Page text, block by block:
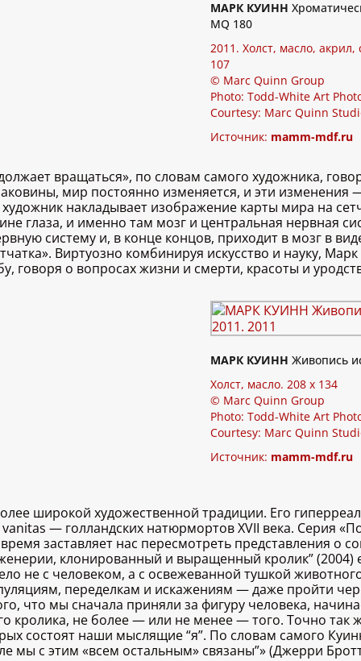
МАРК КУИНН
MQ 180
2011. Холст, масло, акрил,
107
© Marc Quinn Group
Photo: Todd-White Art
Courtesy: Marc Quinn
Источник: mamm-mdf.ru
вращаться», по словам самого художника,
мир постоянно изменяется, и эти изменения
накладывает изображение карты мира на
глаза, и именно там мозг и центральная нервная
систему и, в конце концов, приходит в мозг в
Виртуозно комбинируя искусство и науку,
говоря о вопросах жизни и смерти, красоты и
МАРК КУИНН Живопись
Холст, масло. 208 x 134
© Marc Quinn Group
Photo: Todd-White Art
Courtesy: Marc Quinn
Источник: mamm-mdf.ru
широкой художественной традиции. Его
— голландских натюрмортов XVII века. Серия
заставляет нас пересмотреть представления о
клонированный и выращенный кролик” (2004)
не с человеком, а с освежеванной тушкой
переделкам и искажениям — даже пройти
что мы сначала приняли за фигуру человека,
кролика, не более — или не менее — того. Точно так
состоят наши мыслящие “я”. По словам самого
с этим «всем остальным» связаны”» (Джерри